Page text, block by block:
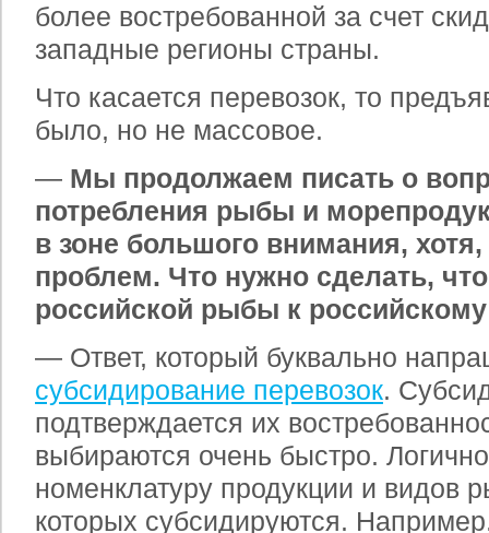
более востребованной за счет
западные регионы страны.
Что касается перевозок, то
было, но не массовое.
— Мы продолжаем писать о
потребления рыбы и
в зоне большого внимания,
проблем. Что нужно сделать,
российской рыбы к
— Ответ, который буквально
субсидирование перевозок.
подтверждается их
выбираются очень быстро.
номенклатуру продукции и видов
которых субсидируются.